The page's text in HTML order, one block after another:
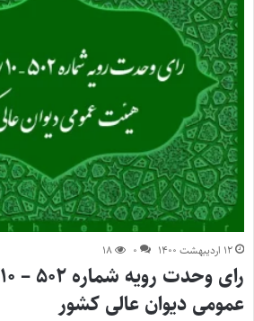
۱۲ اردیبهشت ۱۴۰۰ ۰ ۱۸
عمومی دیوان عالی کشور